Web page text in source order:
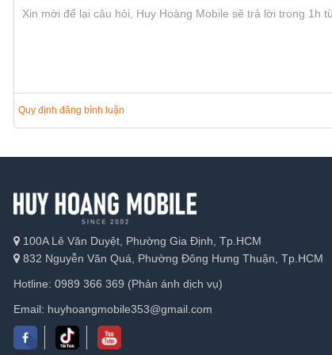
xem là một bước tiến công nghệ rất lớn trong các sản phẩm
Quy định đăng bình luận
100A Lê Văn Duyệt, Phường Gia Định, Tp.HCM
832 Nguyễn Văn Quá, Phường Đông Hưng Thuận, Tp.HCM
Hotline: 0989 366 369 (Phản ánh dịch vụ)
Email: huyhoangmobile353@gmail.com